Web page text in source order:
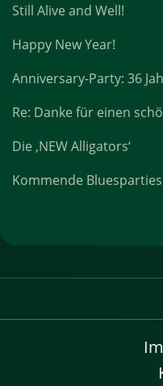
Still Alive and Well!
Happy New Year!
Anniversary-Party: 36
Re: Danke für einen
Die ‚NEW Alligators‘
Kommende Bluesparties